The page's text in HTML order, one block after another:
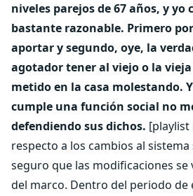
niveles parejos de 67 años, y yo
bastante razonable. Primero
aportar y segundo, oye, la
agotador tener al viejo o la
metido en la casa molestando.
cumple una función social no
defendiendo sus dichos. [playlist
respecto a los cambios al sistema
seguro que las modificaciones se
del marco. Dentro del periodo de